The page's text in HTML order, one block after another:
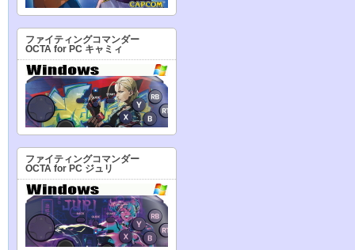
ファイティングコマンダー
OCTA for PC キャミィ
ファイティングコマンダー
OCTA for PC ジュリ